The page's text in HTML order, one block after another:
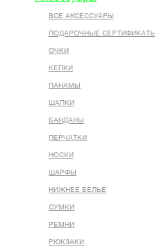
ВСЕ AКСЕССУАРЫ
ПОДАРОЧНЫЕ СЕРТИФИКАТЫ
ОЧКИ
КЕПКИ
ПАНАМЫ
ШАПКИ
БАНДАНЫ
ПЕРЧАТКИ
НОСКИ
ШАРФЫ
НИЖНЕЕ БЕЛЬЕ
СУМКИ
РЕМНИ
РЮКЗАКИ